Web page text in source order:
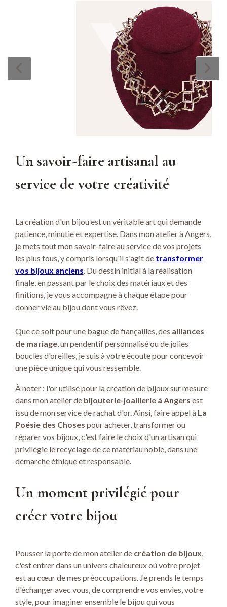
Un savoir-faire artisanal au
service de votre créativité
La création d'un bijou est un véritable art qui demande
patience, minutie et expertise. Dans mon atelier à Angers,
je mets tout mon savoir-faire au service de vos projets
les plus fous, y compris lorsqu'il s'agit de transformer
vos bijoux anciens. Du dessin initial à la réalisation
finale, en passant par le choix des matériaux et des
finitions, je vous accompagne à chaque étape pour
donner vie au bijou dont vous rêvez.
Que ce soit pour une bague de fiançailles, des alliances
de mariage, un pendentif personnalisé ou de jolies
boucles d'oreilles, je suis à votre écoute pour concevoir
une pièce unique qui vous ressemble.
À noter : l'or utilisé pour la création de bijoux sur mesure
dans mon atelier de bijouterie-joaillerie à Angers est
issu de mon service de rachat d'or. Ainsi, faire appel à La
Poésie des Choses pour acheter, transformer ou
réparer vos bijoux, c'est faire le choix d'un artisan qui
privilégie le recyclage de ce matériau noble, dans une
démarche éthique et responsable.
Un moment privilégié pour
créer votre bijou
Pousser la porte de mon atelier de création de bijoux
c'est entrer dans un univers chaleureux où votre projet
est au cœur de mes préoccupations. Je prends le temps
d'échanger avec vous, de comprendre vos envies, votre
style, pour imaginer ensemble le bijou qui vous